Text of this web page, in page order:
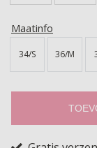
Maatinfo
34/S 36/M